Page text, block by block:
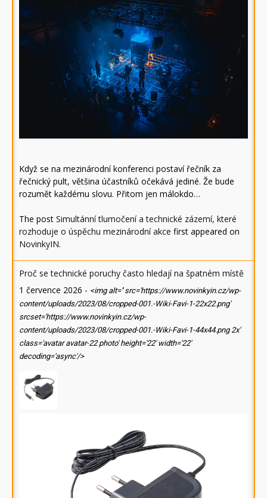
Když se na mezinárodní konferenci postaví řečník za
řečnický pult, většina účastníků očekává jediné. Že bude
rozumět každému slovu. Přitom jen málokdo…
The post Simultánní tlumočení a technické zázemí, které
rozhoduje o úspěchu mezinárodní akce first appeared on
NovinkyIN.
Proč se technické poruchy často hledají na špatném místě
1 července 2026 - <img alt='' src='https://www.novinkyin.cz/wp-
content/uploads/2023/08/cropped-001.-Wiki-Favi-1-22x22.png'
srcset='https://www.novinkyin.cz/wp-
content/uploads/2023/08/cropped-001.-Wiki-Favi-1-44x44.png 2x'
class='avatar avatar-22 photo' height='22' width='22'
decoding='async'/>